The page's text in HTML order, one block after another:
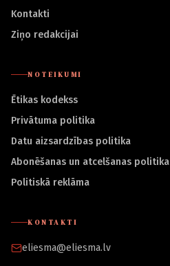
Kontakti
Ziņo redakcijai
NOTEIKUMI
Ētikas kodekss
Privātuma politika
Datu aizsardzības politika
Abonēšanas un atcelšanas politika
Politiskā reklāma
KONTAKTI
eliesma@eliesma.lv